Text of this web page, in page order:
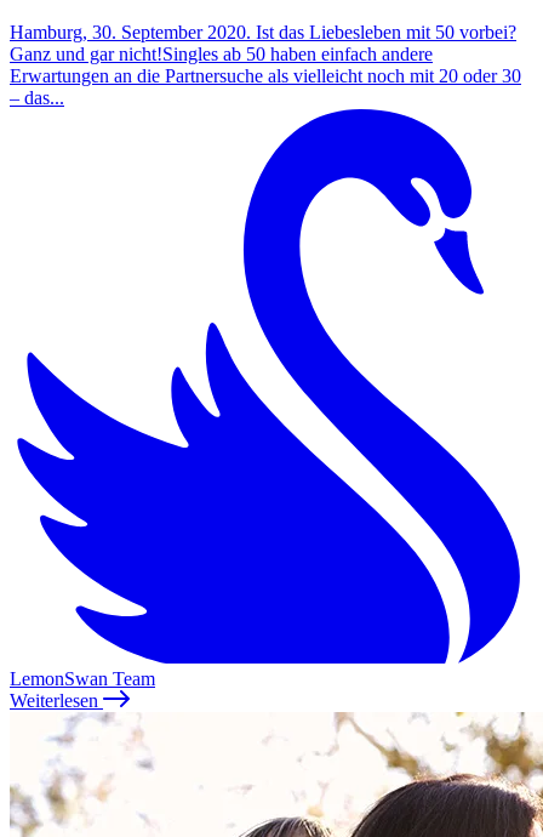
Hamburg, 30. September 2020. Ist das Liebesleben mit 50 vorbei?
Ganz und gar nicht!Singles ab 50 haben einfach andere
Erwartungen an die Partnersuche als vielleicht noch mit 20 oder 30
– das...
LemonSwan Team
Weiterlesen